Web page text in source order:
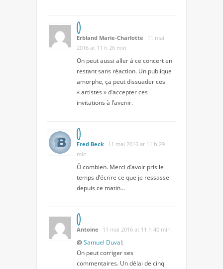
Erbland Marie-Charlotte
11 mai
2016 at 11 h 26 min
On peut aussi aller à ce concert en
restant sans réaction. Un publique
amorphe, ça peut dissuader ces
« artistes » d’accepter ces
invitations à l’avenir.
Fred Beck 11 mai 2016 at 11 h 29
min
Ô combien. Merci d’avoir pris le
temps d’écrire ce que je ressasse
depuis ce matin…
Antoine 11 mai 2016 at 11 h 40 min
@ Samuel Duval:
On peut corriger ses
commentaires. Un délai de cinq